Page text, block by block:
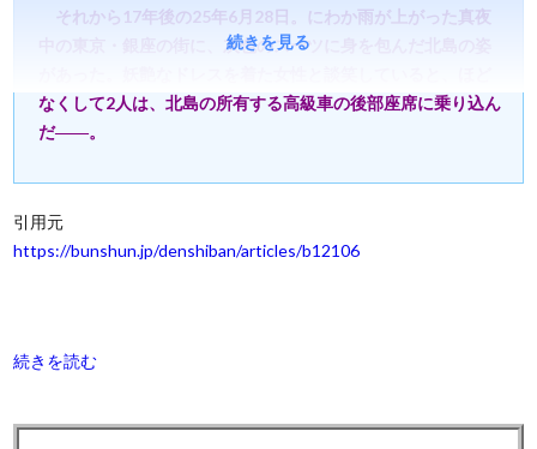
それから17年後の25年6月28日。にわか雨が上がった真夜
中の東京・銀座の街に、灰色のスーツに身を包んだ北島の姿
なくして2人は、北島の所有する高級車の後部座席に乗り込ん
だ――。
引用元
https://bunshun.jp/denshiban/articles/b12106
続きを読む
続きを見る